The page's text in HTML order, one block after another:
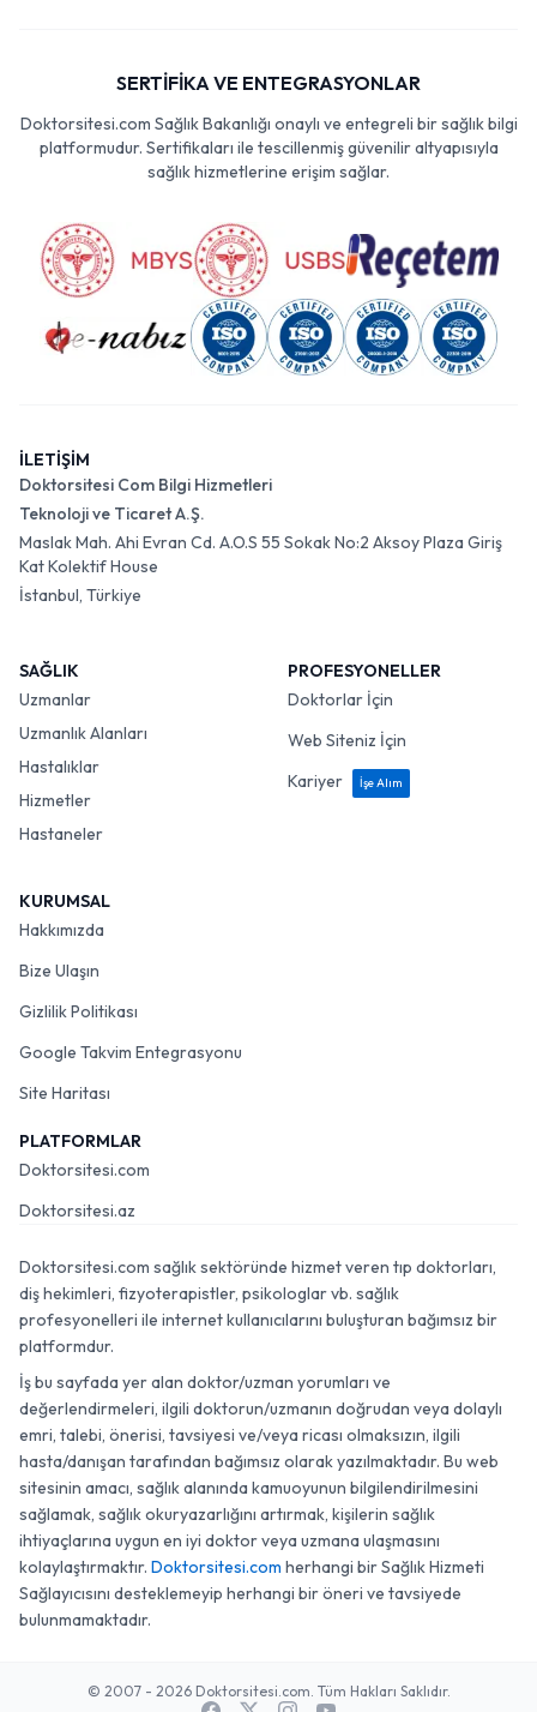
SERTİFİKA VE ENTEGRASYONLAR
Doktorsitesi.com Sağlık Bakanlığı onaylı ve entegreli bir sağlık bilgi
platformudur. Sertifikaları ile tescillenmiş güvenilir altyapısıyla
sağlık hizmetlerine erişim sağlar.
İLETİŞİM
Doktorsitesi Com Bilgi Hizmetleri
Teknoloji ve Ticaret A.Ş.
Maslak Mah. Ahi Evran Cd. A.O.S 55 Sokak No:2 Aksoy Plaza Giriş
Kat Kolektif House
İstanbul, Türkiye
SAĞLIK
Uzmanlar
Uzmanlık Alanları
Hastalıklar
Hizmetler
Hastaneler
PROFESYONELLER
Doktorlar İçin
Web Siteniz İçin
Kariyer
İşe Alım
KURUMSAL
Hakkımızda
Bize Ulaşın
Gizlilik Politikası
Google Takvim Entegrasyonu
Site Haritası
PLATFORMLAR
Doktorsitesi.com
Doktorsitesi.az
Doktorsitesi.com sağlık sektöründe hizmet veren tıp doktorları,
diş hekimleri, fizyoterapistler, psikologlar vb. sağlık
profesyonelleri ile internet kullanıcılarını buluşturan bağımsız bir
platformdur.
İş bu sayfada yer alan doktor/uzman yorumları ve
değerlendirmeleri, ilgili doktorun/uzmanın doğrudan veya dolaylı
emri, talebi, önerisi, tavsiyesi ve/veya ricası olmaksızın, ilgili
hasta/danışan tarafından bağımsız olarak yazılmaktadır. Bu web
sitesinin amacı, sağlık alanında kamuoyunun bilgilendirilmesini
sağlamak, sağlık okuryazarlığını artırmak, kişilerin sağlık
ihtiyaçlarına uygun en iyi doktor veya uzmana ulaşmasını
kolaylaştırmaktır. Doktorsitesi.com herhangi bir Sağlık Hizmeti
Sağlayıcısını desteklemeyip herhangi bir öneri ve tavsiyede
bulunmamaktadır.
© 2007 - 2026 Doktorsitesi.com. Tüm Hakları Saklıdır.